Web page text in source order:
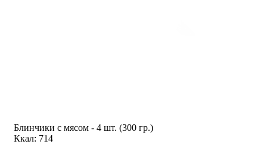
Блинчики с мясом - 4 шт. (300 гр.)
Ккал: 714